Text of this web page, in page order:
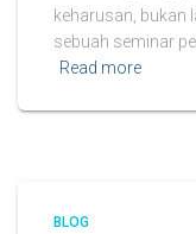
keharusan, bukan
sebuah seminar
Read more
BLOG